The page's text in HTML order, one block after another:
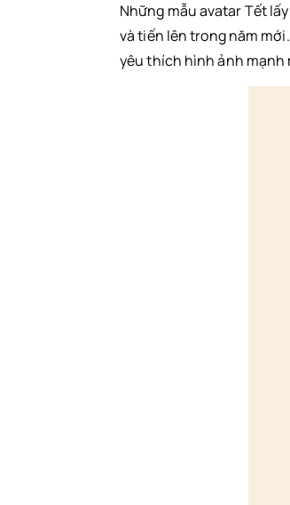
Avatar Tết Chibi
Avatar Tết bựa
Avatar Tết cho nam
Những mẫu avatar Tết
và tiến lên trong năm
yêu thích hình ảnh mạnh